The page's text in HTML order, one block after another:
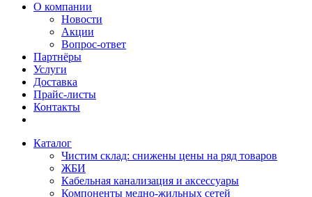
О компании
Новости
Акции
Вопрос-ответ
Партнёры
Услуги
Доставка
Прайс-листы
Контакты
Каталог
Чистим склад: снижены цены на ряд товаров
ЖБИ
Кабельная канализация и аксессуары
Компоненты медно-жильных сетей